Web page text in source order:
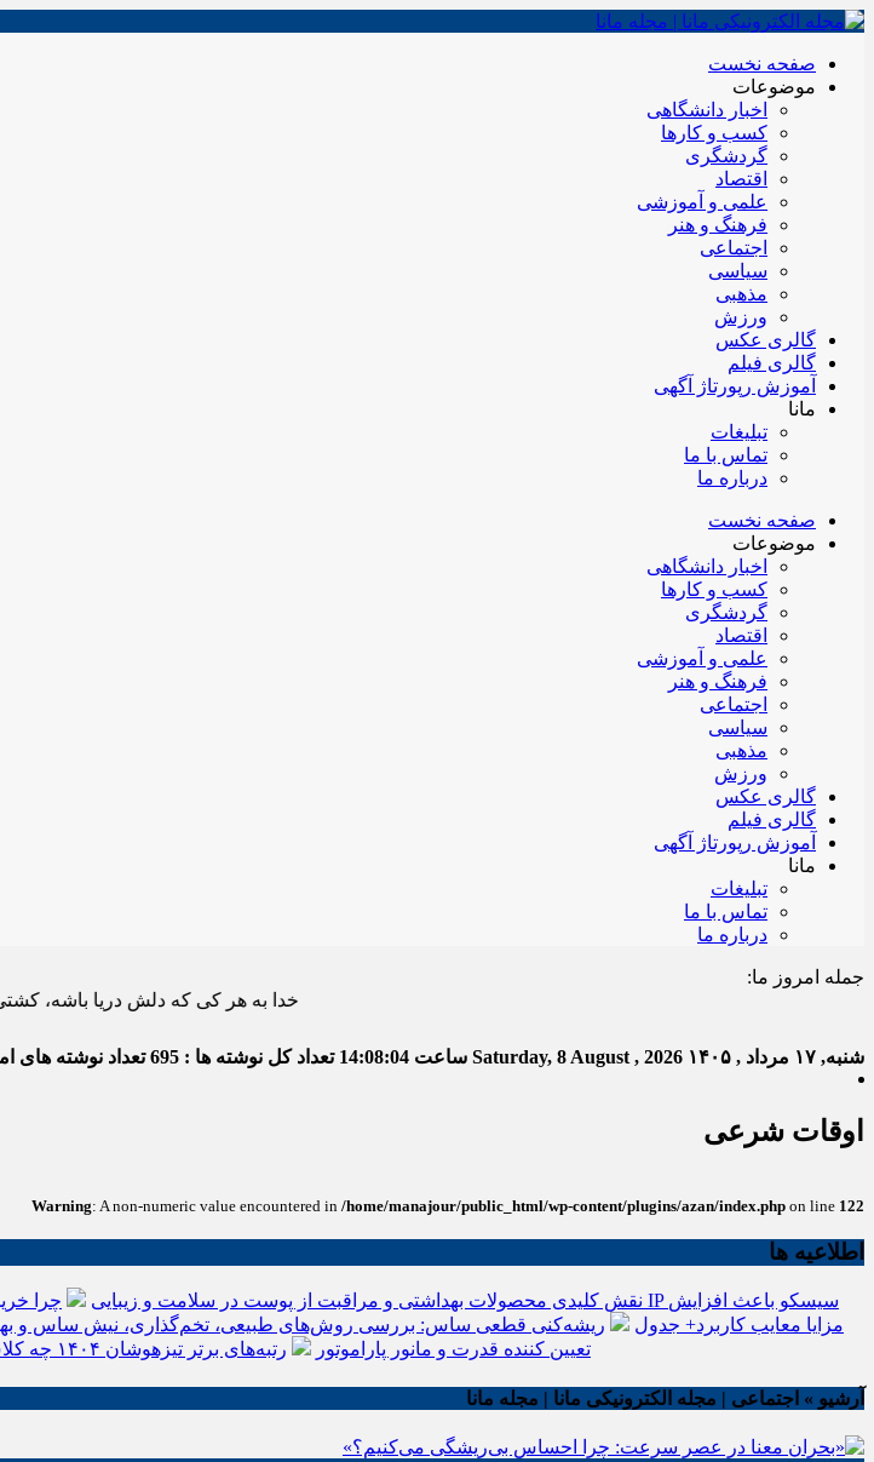
صفحه نخست
موضوعات
اخبار دانشگاهی
کسب و کارها
گردشگری
اقتصاد
علمی و آموزشی
فرهنگ و هنر
اجتماعی
سیاسی
مذهبی
ورزش
گالری عکس
گالری فیلم
آموزش رپورتاژ آگهی
مانا
تبلیغات
تماس با ما
درباره ما
صفحه نخست
موضوعات
اخبار دانشگاهی
کسب و کارها
گردشگری
اقتصاد
علمی و آموزشی
فرهنگ و هنر
اجتماعی
سیاسی
مذهبی
ورزش
گالری عکس
گالری فیلم
آموزش رپورتاژ آگهی
مانا
تبلیغات
تماس با ما
درباره ما
جمله امروز ما:
خدا به هر کی که دلش دریا باشه، کشتی میده.
شنبه, ۱۷ مرداد , ۱۴۰۵ Saturday, 8 August , 2026 ساعت 14:08:05 تعداد کل نوشته ها : 695 تعداد نوشته های
اوقات شرعی
Warning: A non-numeric value encountered in /home/manajour/public_html/wp-content/plugins/azan/index.php on line 122
اطلاعیه ها
نقش کلیدی محصولات بهداشتی و مراقبت از پوست در سلامت و زیبایی چرا
انواع باتری یو پی اس(ups)+مزایا معایب کاربرد+ جدول ریشه‌کنی قطعی ساس: بررسی روش‌های طبیعی، تخم‌گذاری، نیش ساس و
تعیین کننده قدرت و مانور پاراموتور
رتبه‌های برتر تیزهوشان ۱۴۰۴ چه کلاس‌هایی را انتخاب کردند؟
آرشیو » اجتماعی | مجله الکترونیکی مانا | مجله مانا